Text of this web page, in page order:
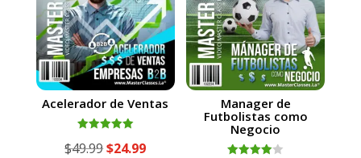
Acelerador de Ventas
con
$49.99El
$24.99El
Manager de
Futbolistas como
Negocio